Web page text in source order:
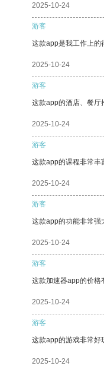
2025-10-24
游客
这款app是我工作上的
2025-10-24
游客
这款app的酒店、餐厅
2025-10-24
游客
这款app的课程非常丰
2025-10-24
游客
这款app的功能非常强
2025-10-24
游客
这款加速器app的价格
2025-10-24
游客
这款app的游戏非常好
2025-10-24